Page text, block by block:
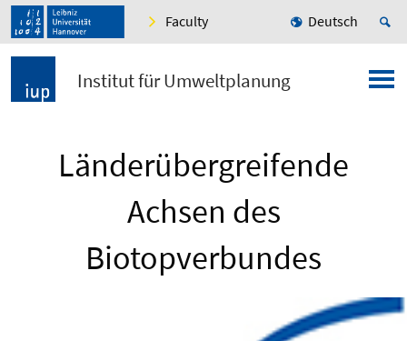
Faculty Deutsch
Institut für Umweltplanung
Länderübergreifende
Achsen des
Biotopverbundes